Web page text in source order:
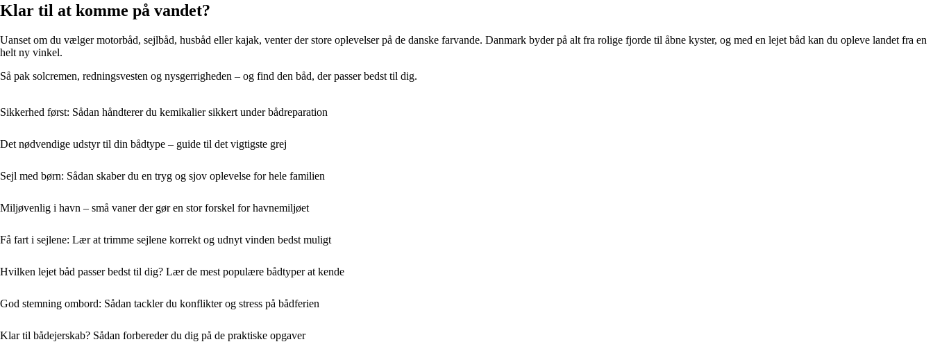
Klar til at komme på vandet?
Uanset om du vælger motorbåd, sejlbåd, husbåd eller kajak, venter der store oplevelser på de danske farvande. Danmark byder på alt fra rolige fjorde til åbne kyster, og med en lejet båd kan du opleve landet fra en
helt ny vinkel.
Så pak solcremen, redningsvesten og nysgerrigheden – og find den båd, der passer bedst til dig.
Sikkerhed først: Sådan håndterer du kemikalier sikkert under bådreparation
Det nødvendige udstyr til din bådtype – guide til det vigtigste grej
Sejl med børn: Sådan skaber du en tryg og sjov oplevelse for hele familien
Miljøvenlig i havn – små vaner der gør en stor forskel for havnemiljøet
Få fart i sejlene: Lær at trimme sejlene korrekt og udnyt vinden bedst muligt
Hvilken lejet båd passer bedst til dig? Lær de mest populære bådtyper at kende
God stemning ombord: Sådan tackler du konflikter og stress på bådferien
Klar til bådejerskab? Sådan forbereder du dig på de praktiske opgaver